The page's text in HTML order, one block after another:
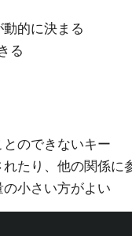
的に決まる
る
のできないキー
たり、他の関係
小さい方がよい